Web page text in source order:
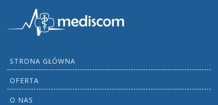
STRONA GŁÓWNA
OFERTA
O NAS